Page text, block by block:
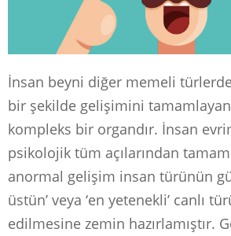
İnsan beyni diğer memeli
bir şekilde gelişimini
kompleks bir organdır. İnsan
psikolojik tüm açılarından
anormal gelişim insan türünün
üstün’ veya ‘en yetenekli’ canlı
edilmesine zemin hazırlamıştır.